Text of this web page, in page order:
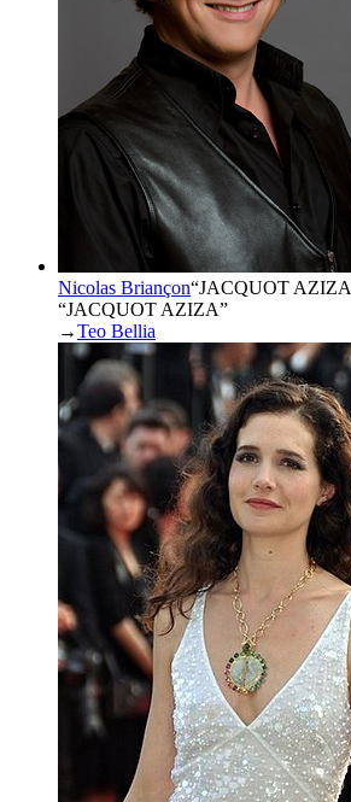
Nicolas Briançon“JACQUOT AZIZA
“JACQUOT AZIZA”
→Teo Bellia